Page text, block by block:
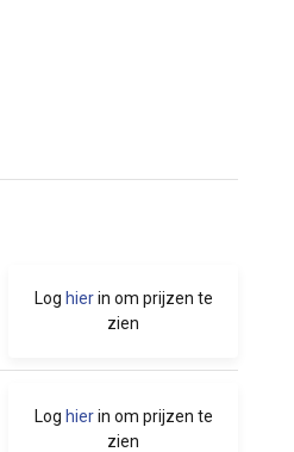
Log hierin om prijzen te
zien
Log hierin om prijzen te
zien